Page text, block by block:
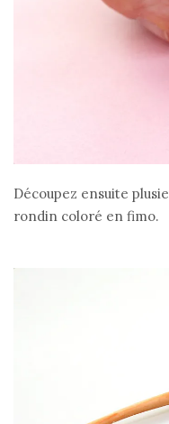
Découpez ensuite
rondin coloré en fimo.